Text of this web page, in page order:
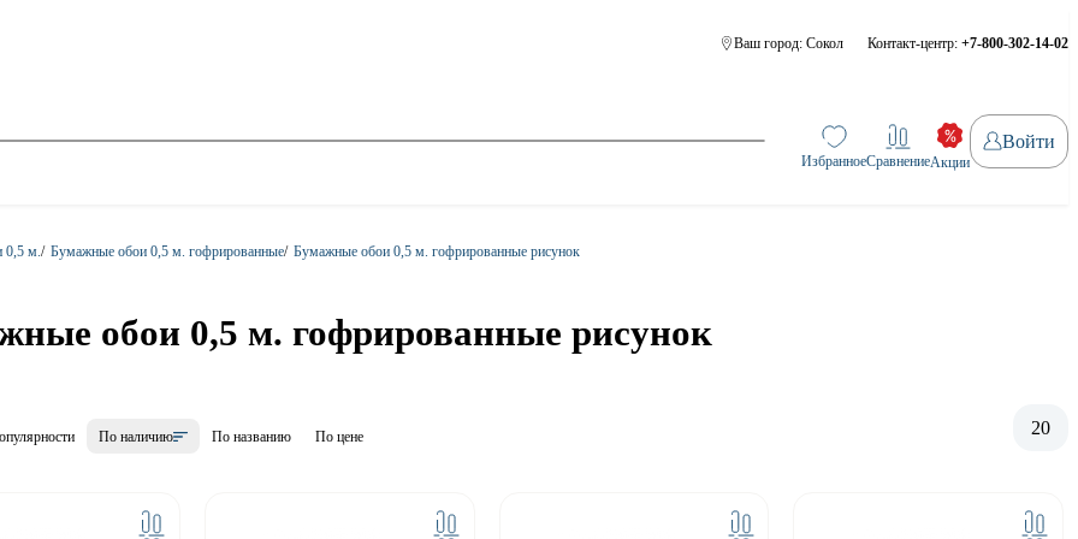
Ваш город: Сокол Контакт-центр: +7-800-302-14-02
ИзбранноеСравнениеАкции
Войти
0,5 м./ Бумажные обои 0,5 м. гофрированные/ Бумажные обои 0,5 м. гофрированные рисунок
обои 0,5 м. гофрированные рисунок
По наличию По названию По цене 20